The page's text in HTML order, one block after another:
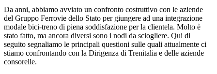
Da anni, abbiamo avviato un confronto costruttivo con le aziende
del Gruppo Ferrovie dello Stato per giungere ad una integrazione
modale bici-treno di piena soddisfazione per la clientela. Molto è
stato fatto, ma ancora diversi sono i nodi da sciogliere. Qui di
seguito segnaliamo le principali questioni sulle quali attualmente ci
stiamo confrontando con la Dirigenza di Trenitalia e delle aziende
consorelle.